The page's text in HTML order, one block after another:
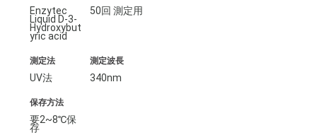
Enzytec
Liquid D-3-
Hydroxybut
yric acid
50回 測定用
測定法
UV法
測定波長
340nm
保存方法
要2~8℃保
存